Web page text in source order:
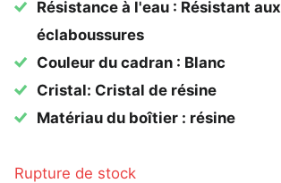
Résistance à l'eau : Résistant aux
éclaboussures
Couleur du cadran : Blanc
Cristal: Cristal de résine
Matériau du boîtier : résine
Rupture de stock